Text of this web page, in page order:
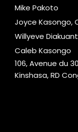
Mike Pakoto
Joyce Kasongo,
Willyeve
Caleb Kasongo
106, Avenue du
Kinshasa, RD